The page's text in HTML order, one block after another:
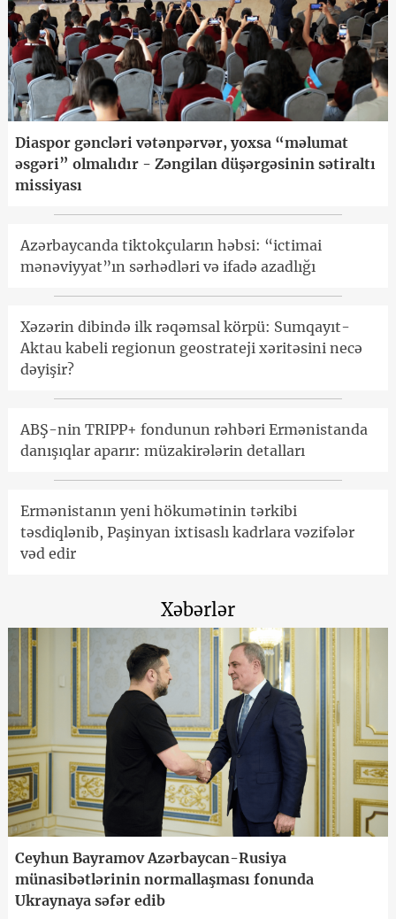
Diaspor gəncləri vətənpərvər, yoxsa “məlumat
əsgəri” olmalıdır - Zəngilan düşərgəsinin sətiraltı
missiyası
Azərbaycanda tiktokçuların həbsi: “ictimai
mənəviyyat”ın sərhədləri və ifadə azadlığı
Xəzərin dibində ilk rəqəmsal körpü: Sumqayıt-
Aktau kabeli regionun geostrateji xəritəsini necə
dəyişir?
ABŞ-nin TRIPP+ fondunun rəhbəri Ermənistanda
danışıqlar aparır: müzakirələrin detalları
Ermənistanın yeni hökumətinin tərkibi
təsdiqlənib, Paşinyan ixtisaslı kadrlara vəzifələr
vəd edir
Xəbərlər
Ceyhun Bayramov Azərbaycan-Rusiya
münasibətlərinin normallaşması fonunda
Ukraynaya səfər edib